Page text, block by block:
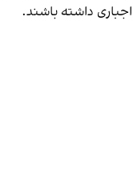
داشته باشند.